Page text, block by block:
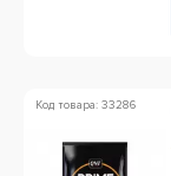
Код товара: 33286